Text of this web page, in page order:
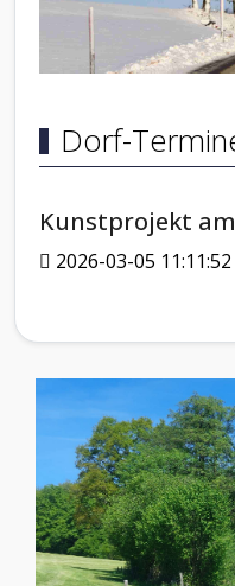
Dorf-
Kunstprojekt
2026-03-05 11:11:52